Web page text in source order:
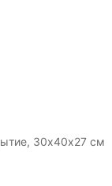
30х40х27 см